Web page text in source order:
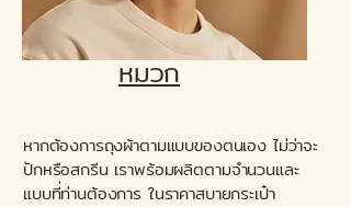
หมวก
หากต้องการถุงผ้าตามแบบของตนเอง ไม่ว่าจะ
ปักหรือสกรีน เราพร้อมผลิตตามจำนวนและ
แบบที่ท่านต้องการ ในราคาสบายกระเป๋า